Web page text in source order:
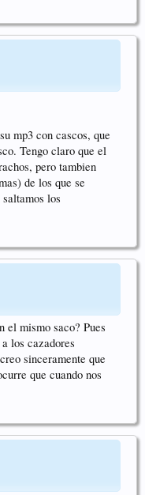
mp3 con cascos, que
Tengo claro que el
pero tambien
de los que se
los
el mismo saco? Pues
los cazadores
sinceramente que
que cuando nos